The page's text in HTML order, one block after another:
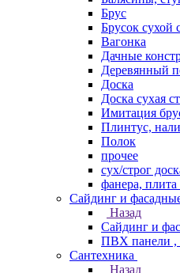
Брус
Брусок сухой
Вагонка
Дачные
Деревянный
Доска
Доска сухая
Имитация
Плинтус,
Полок
прочее
сух/строг
фанера,
Сайдинг и
Назад
Сайдинг и
ПВХ панели ,
Сантехника
Назад